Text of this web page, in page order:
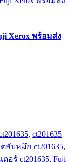
Xerox พร้อมส่ง
, ct201635
ตลับหมึก ct201635,
อร์ ct201635, Fuji